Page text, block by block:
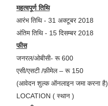
महत्वपूर्ण तिथि
आरंभ तिथि - 31 अक्टूबर 2018
अंतिम तिथि - 15 दिसम्बर 2018
फीस
जनरल/ओबीसी- रू 600
एसी/एसटी /फ़ीमेल – रू 150
(आवेदन शुल्क ऑनलाइन जमा करना है)
LOCATION ( स्थान )